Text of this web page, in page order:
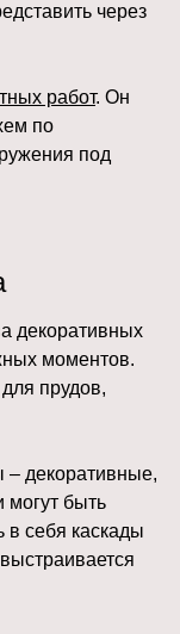
через
работ. Он
по
под
декоративных
моментов.
прудов,
– декоративные,
могут быть
в себя каскады